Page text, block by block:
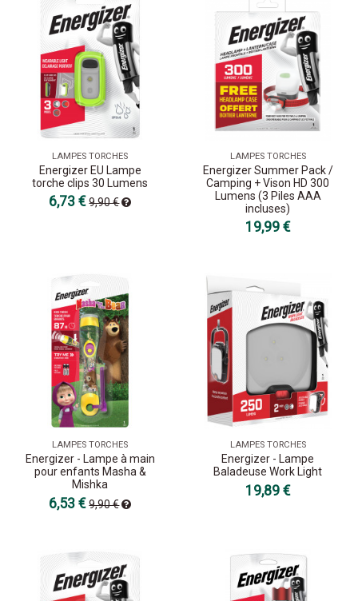
LAMPES TORCHES
Energizer EU Lampe
torche clips 30 Lumens
6,73 €9,90 €
LAMPES TORCHES
Energizer Summer Pack /
Camping + Vison HD 300
Lumens (3 Piles AAA
incluses)
19,99 €
LAMPES TORCHES
Energizer - Lampe à main
pour enfants Masha &
Mishka
6,53 €9,90 €
LAMPES TORCHES
Energizer - Lampe
Baladeuse Work Light
19,89 €